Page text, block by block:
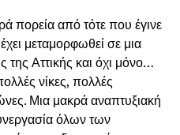
πορεία από τότε που έγινε
μεταμορφωθεί σε μια
της Αττικής και όχι μόνο…
νίκες, πολλές
Μια μακρά αναπτυξιακή
όλων των